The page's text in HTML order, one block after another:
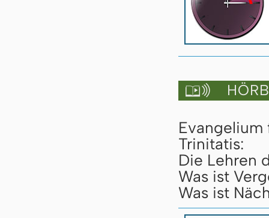

Evangelium
Trinitatis:
Die Lehren
Was ist
Was ist